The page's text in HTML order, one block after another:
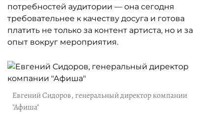
потребностей аудитории — она сегодня
требовательнее к качеству досуга и готова
платить не только за контент артиста, но и за
опыт вокруг мероприятия.
Евгений Сидоров, генеральный директор компании
"Афиша"